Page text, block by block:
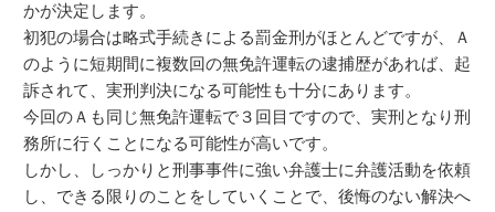
かが決定します。
初犯の場合は略式手続きによる罰金刑がほとんどですが、Ａ
のように短期間に複数回の無免許運転の逮捕歴があれば、起
訴されて、実刑判決になる可能性も十分にあります。
今回のＡも同じ無免許運転で３回目ですので、実刑となり刑
務所に行くことになる可能性が高いです。
しかし、しっかりと刑事事件に強い弁護士に弁護活動を依頼
し、できる限りのことをしていくことで、後悔のない解決へ